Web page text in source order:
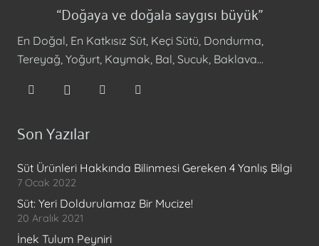
“Doğaya ve doğala saygısı büyük”
En Doğal, En Katkısız Süt, Keçi Sütü, Dondurma,
Tereyağ, Yoğurt, Kaymak, Bal, Sucuk, Baklava…
Son Yazılar
Süt Ürünleri Hakkında Bilinmesi Gereken 4 Yanlış Bilgi
7 Ocak 2022
Süt: Yeri Doldurulamaz Bir Mucize!
20 Aralık 2021
İnek Tulum Peyniri